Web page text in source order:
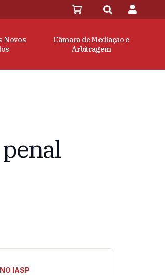
Novos
Câmara de Mediação e
Arbitragem
IASP